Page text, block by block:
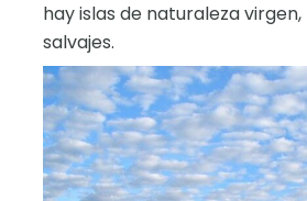
hay islas de naturaleza
salvajes.